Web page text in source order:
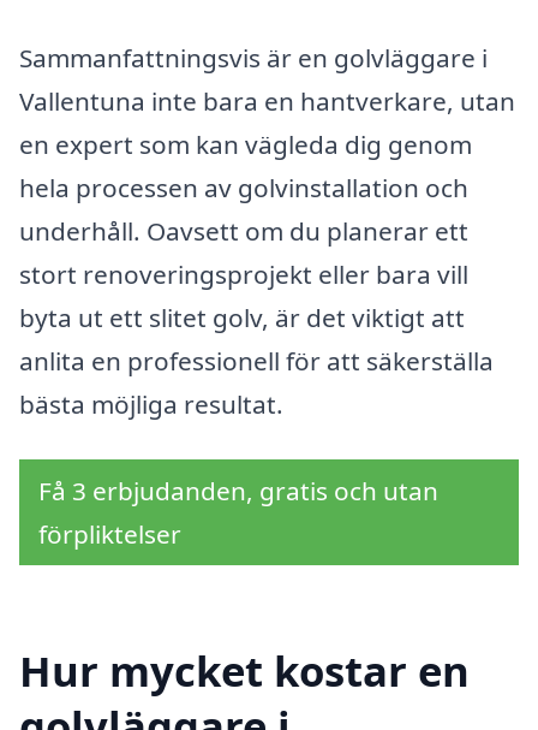
Sammanfattningsvis är en golvläggare i
Vallentuna inte bara en hantverkare, utan
en expert som kan vägleda dig genom
hela processen av golvinstallation och
underhåll. Oavsett om du planerar ett
stort renoveringsprojekt eller bara vill
byta ut ett slitet golv, är det viktigt att
anlita en professionell för att säkerställa
bästa möjliga resultat.
Få 3 erbjudanden, gratis och utan
förpliktelser
Hur mycket kostar en